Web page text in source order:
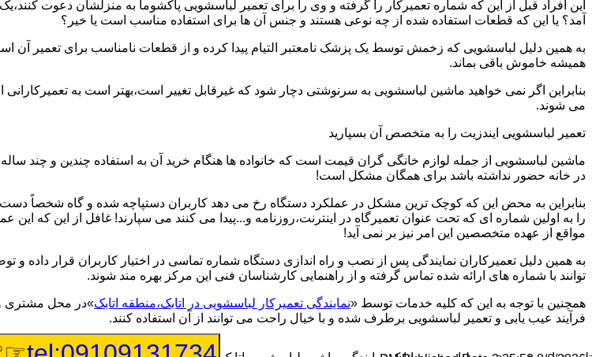
این افراد قبل از این که شماره تعمیرکار را گرفته و وی را برای تعمیر لباسشویی پاکشوما به منزلشان دعوت
آمد؟ یا این که قطعات استفاده شده از چه نوعی هستند و جنس آن ها برای استفاده مناسب است یا خیر؟
به همین دلیل لباسشویی که زخمش توسط یک پزشک نامعتبر التیام پیدا کرده و از قطعات نامناسب برای تعمیر
همیشه خاموش باقی بماند.
بنابراین اگر نمی خواهید ماشین لباسشویی به سرنوشتی دچار شود که غیرقابل تغییر است،بهتر است به
می شوند.
تعمیر لباسشویی ایندزیت را به متخصص آن بسپارید
ماشین لباسشویی از جمله لوازم خانگی گران قیمت است که خانواده ها هنگام خرید آن به استفاده چندین و چند
در خانه حضور نداشته باشد برای همگان مشکل است!
بنابراین به محض این که کوچک ترین مشکل در عملکرد دستگاه رخ می دهد کاربران دستپاچه شده و گاه شخصاً دست
را به اولین شماره ای که تحت عنوان تعمیرگاه در اینترنت،روزنامه و...پیدا می کنند می سپارند! غافل از این که
مواقع از عهده متخصصین این امر نیز بر نمی آید!
به همین دلیل تعمیرکاران نمایندگی پس از نصب و راه اندازی دستگاه شماره تماسی در اختیار کاربران قرار
توانند با شماره های ارائه شده تماس گرفته و از راهنمایی کارشناسان فنی این مرکز بهره مند شوند.
همچنین با توجه به این که کلیه خدمات توسط «نمایندگی تعمیرکار لباسشویی در اتابک،منطقه اتابک»در محل مشتری و
فرآیند عیب یابی و تعمیر لباسشویی برطرف شده و با خیال راحت می توانند از آن استفاده کنند.